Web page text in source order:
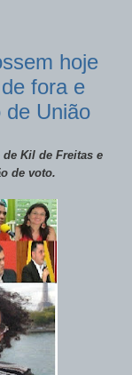
hoje
fora e
de União
Kil de Freitas e
de voto.